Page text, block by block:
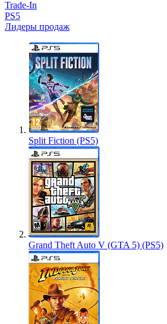
Trade-In
PS5
Лидеры продаж
Split Fiction (PS5)
Grand Theft Auto V (GTA 5) (PS5)